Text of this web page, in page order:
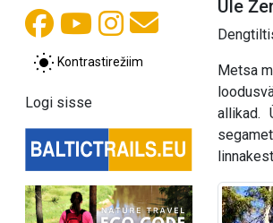
Kontrastirežiim
Logi sisse
Üle
Metsa
allikad.